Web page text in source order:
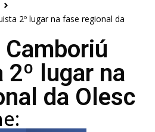
2º lugar na fase regional da
lugar na
da Olesc